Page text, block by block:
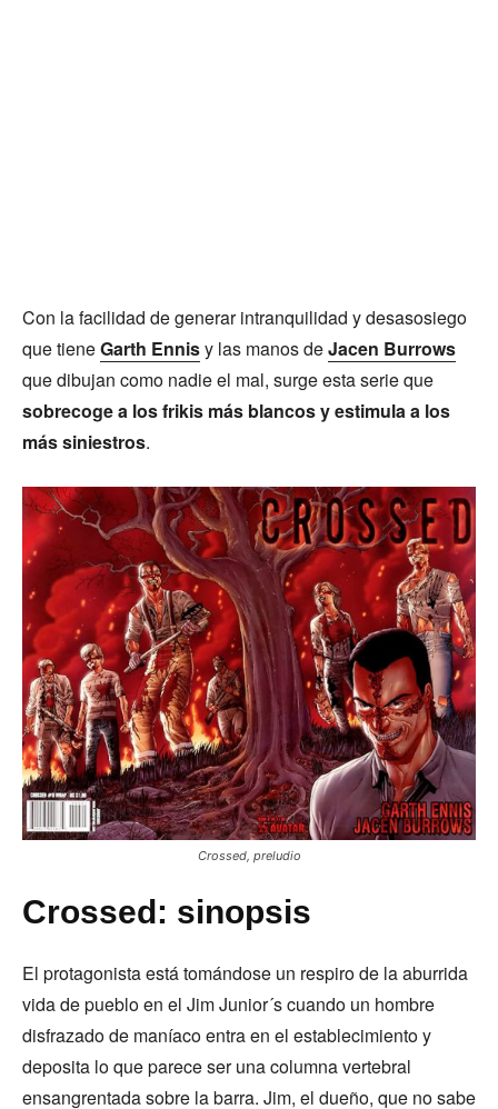
Con la facilidad de generar intranquilidad y desasosiego
que tieneGarth Ennisy las manos deJacen Burrows
que dibujan como nadie el mal, surge esta serie que
sobrecoge a los frikis más blancos y estimula a los
más siniestros.
Crossed, preludio
Crossed: sinopsis
El protagonista está tomándose un respiro de la aburrida
vida de pueblo en el Jim Junior´s cuando un hombre
disfrazado de maníaco entra en el establecimiento y
deposita lo que parece ser una columna vertebral
ensangrentada sobre la barra. Jim, el dueño, que no sabe